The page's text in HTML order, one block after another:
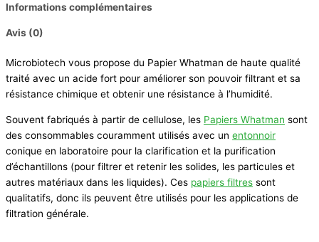
Informations complémentaires
Avis (0)
Microbiotech vous propose du Papier Whatman de haute qualité
traité avec un acide fort pour améliorer son pouvoir filtrant et sa
résistance chimique et obtenir une résistance à l’humidité.
Souvent fabriqués à partir de cellulose, les Papiers Whatman sont
des consommables couramment utilisés avec un entonnoir
conique en laboratoire pour la clarification et la purification
d’échantillons (pour filtrer et retenir les solides, les particules et
autres matériaux dans les liquides). Ces papiers filtres sont
qualitatifs, donc ils peuvent être utilisés pour les applications de
filtration générale.